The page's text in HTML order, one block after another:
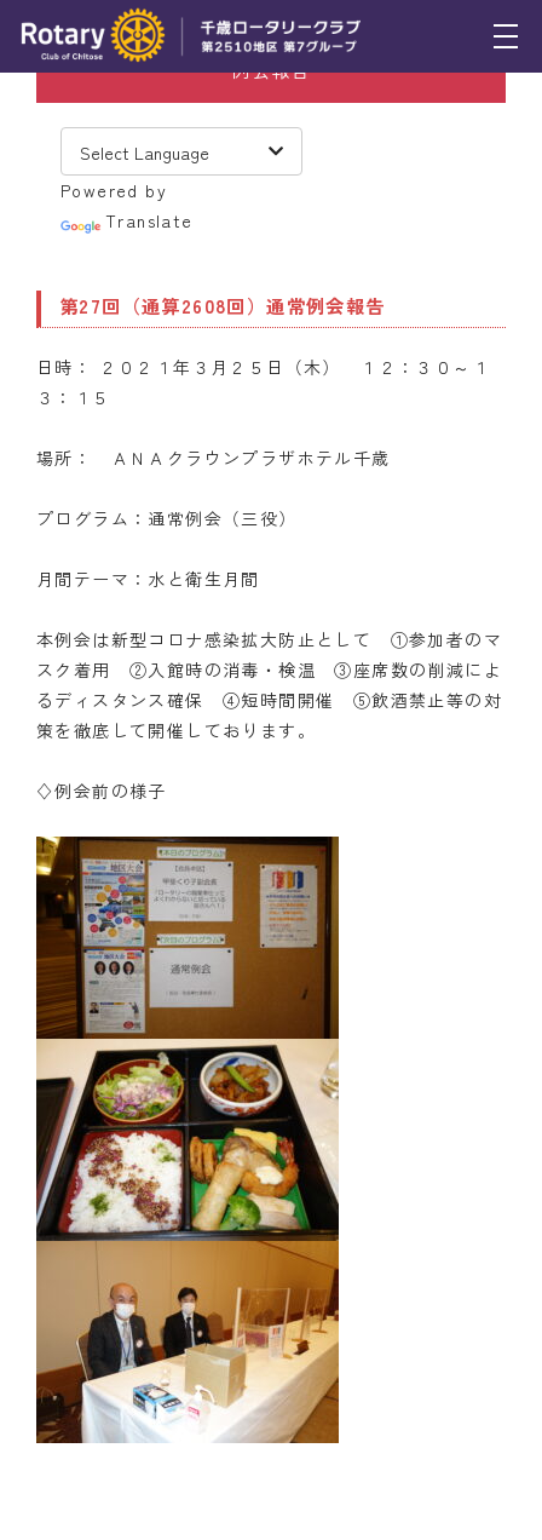
トピックス
例会報告
スケジュール
年間プログラム
クラブの歴史
歴代会長・幹事
記念誌
例会場・事務局の案内
リンク集
情報公開
入会のご案内
例会報告
Powered by
Translate
第27回（通算2608回）通常例会報告
日時： ２０２１年３月２５日（木） １２：３０～１
３：１５
場所： ＡＮＡクラウンプラザホテル千歳
プログラム：通常例会（三役）
月間テーマ：水と衛生月間
本例会は新型コロナ感染拡大防止として ①参加者のマ
スク着用 ②入館時の消毒・検温 ③座席数の削減によ
るディスタンス確保 ④短時間開催 ⑤飲酒禁止等の対
策を徹底して開催しております。
♢例会前の様子